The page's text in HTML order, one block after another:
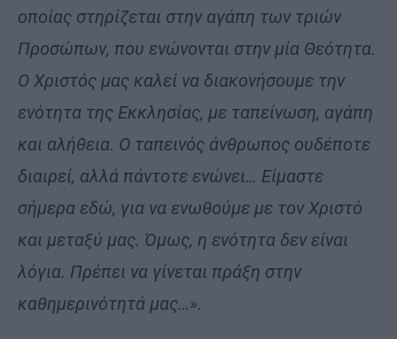
οποίας στηρίζεται στην αγάπη των τριών
Προσώπων, που ενώνονται στην μία Θεότητα.
Ο Χριστός μας καλεί να διακονήσουμε την
ενότητα της Εκκλησίας, με ταπείνωση, αγάπη
και αλήθεια. Ο ταπεινός άνθρωπος ουδέποτε
διαιρεί, αλλά πάντοτε ενώνει… Είμαστε
σήμερα εδώ, για να ενωθούμε με τον Χριστό
και μεταξύ μας. Όμως, η ενότητα δεν είναι
λόγια. Πρέπει να γίνεται πράξη στην
καθημερινότητά μας…».